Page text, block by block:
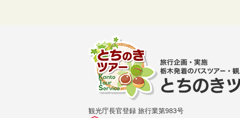
観光庁長官登録 旅行業第983号